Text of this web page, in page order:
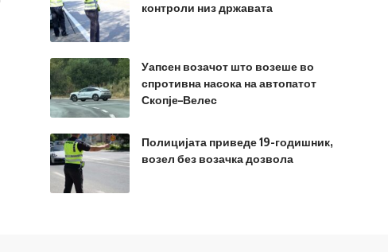
контроли низ државата
Уапсен возачот што возеше во
спротивна насока на автопатот
Скопје–Велес
Полицијата приведе 19-годишник,
возел без возачка дозвола